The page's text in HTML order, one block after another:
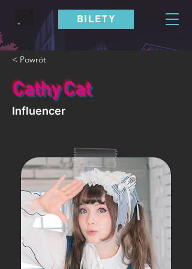
BILETY
< Powrót
Cathy Cat
Influencer